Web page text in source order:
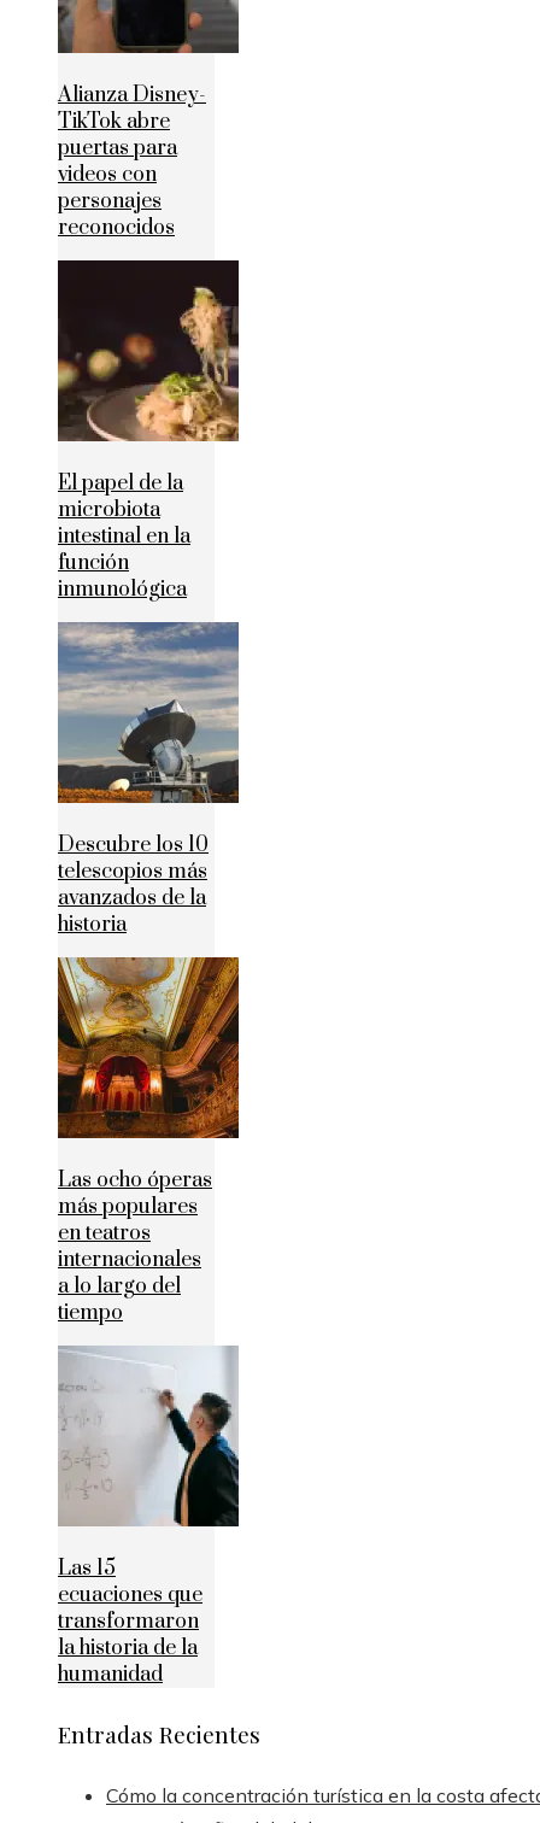
Alianza Disney-
TikTok abre
puertas para
videos con
personajes
reconocidos
El papel de la
microbiota
intestinal en la
función
inmunológica
Descubre los 10
telescopios más
avanzados de la
historia
Las ocho óperas
más populares
en teatros
internacionales
a lo largo del
tiempo
Las 15
ecuaciones que
transformaron
la historia de la
humanidad
Entradas Recientes
Cómo la concentración turística en la costa